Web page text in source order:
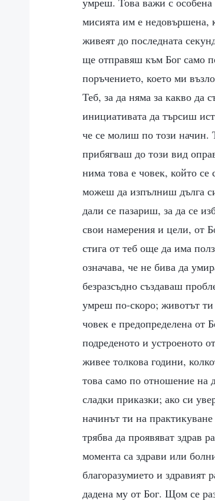
мисията им е недовършена,
живеят до последната
ще отправяш към Бог само
поръчението, което ми
Теб, за да няма за какво
инициативата да търсиш
че се молиш по този начин.
прибягваш до този вид
нима това е човек, който
можеш да изпълниш дълга
дали се пазариш, за да се
свои намерения и цели, от
стига от теб още да има
означава, че не бива да
безразсъдно създаваш
умреш по-скоро; животът
човек е предопределена от
подреденото и устроеното
живее толкова години,
това само по отношение на
сладки приказки; ако си
начинът ти на
трябва да проявяват здрав
момента са здрави или
благоразумието и здравият
дадена му от Бог. Щом се